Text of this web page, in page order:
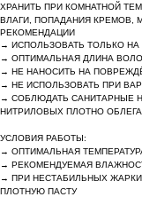
ХРАНИТЬ ПРИ КОМНАТНОЙ
ВЛАГИ, ПОПАДАНИЯ КРЕМОВ,
РЕКОМЕНДАЦИИ
→ ИСПОЛЬЗОВАТЬ ТОЛЬКО
→ ОПТИМАЛЬНАЯ ДЛИНА
→ НЕ НАНОСИТЬ НА
→ НЕ ИСПОЛЬЗОВАТЬ ПРИ
→ СОБЛЮДАТЬ САНИТАРНЫЕ
НИТРИЛОВЫХ ПЛОТНО
УСЛОВИЯ РАБОТЫ:
→ ОПТИМАЛЬНАЯ
→ РЕКОМЕНДУЕМАЯ
→ ПРИ НЕСТАБИЛЬНЫХ
ПЛОТНУЮ ПАСТУ